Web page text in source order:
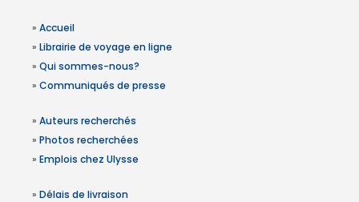
» Accueil
» Librairie de voyage en ligne
» Qui sommes-nous?
» Communiqués de presse
» Auteurs recherchés
» Photos recherchées
» Emplois chez Ulysse
» Délais de livraison